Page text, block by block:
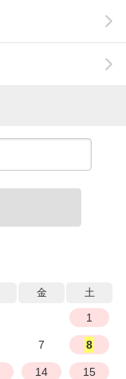
金 土
1
7 8
14 15